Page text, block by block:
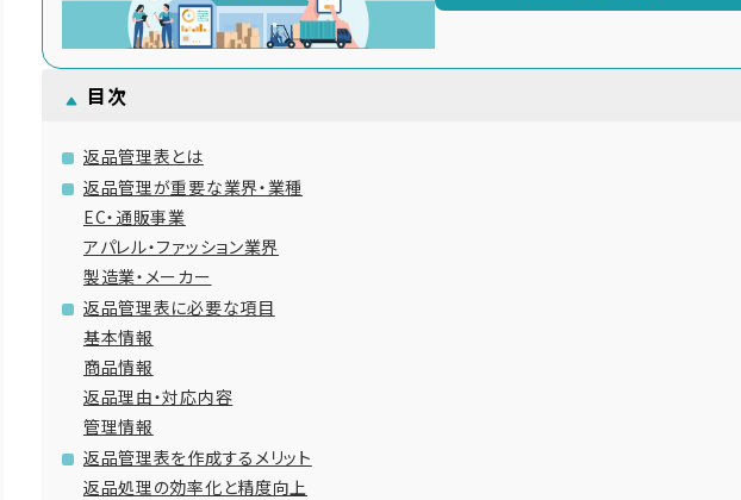
目次
返品管理表とは
返品管理が重要な業界・業種
EC・通販事業
アパレル・ファッション業界
製造業・メーカー
返品管理表に必要な項目
基本情報
商品情報
返品理由・対応内容
管理情報
返品管理表を作成するメリット
返品処理の効率化と精度向上